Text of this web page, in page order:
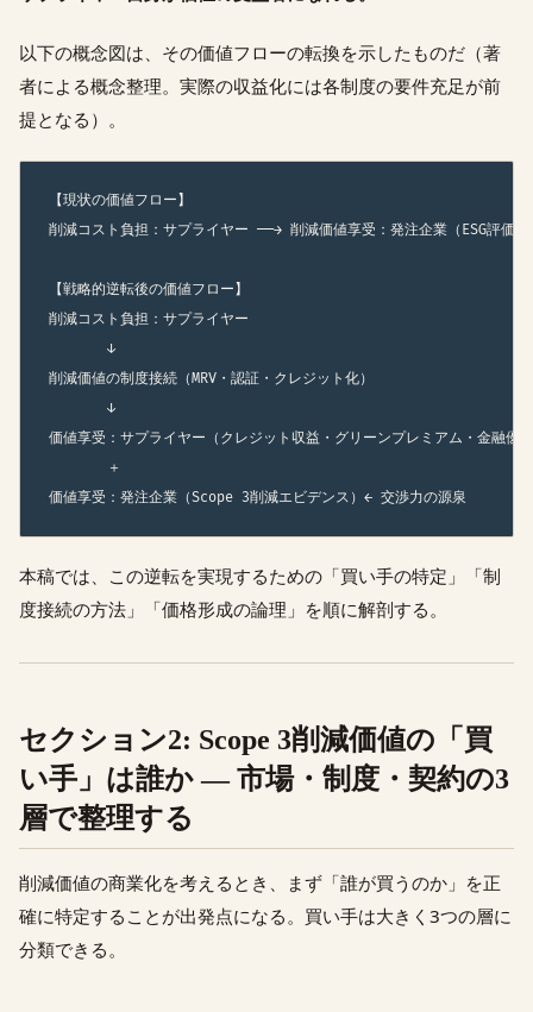
以下の概念図は、その価値フローの転換を示したものだ（著
者による概念整理。実際の収益化には各制度の要件充足が前
提となる）。
【現状の価値フロー】
削減コスト負担：サプライヤー ──→ 削減価値享受：発注企業（ESG評価・
【戦略的逆転後の価値フロー】
削減コスト負担：サプライヤー
       ↓
削減価値の制度接続（MRV・認証・クレジット化）
       ↓
価値享受：サプライヤー（クレジット収益・グリーンプレミアム・金融優
       ＋
本稿では、この逆転を実現するための「買い手の特定」「制
度接続の方法」「価格形成の論理」を順に解剖する。
セクション2: Scope 3削減価値の「買
い手」は誰か — 市場・制度・契約の3
層で整理する
削減価値の商業化を考えるとき、まず「誰が買うのか」を正
確に特定することが出発点になる。買い手は大きく3つの層に
分類できる。